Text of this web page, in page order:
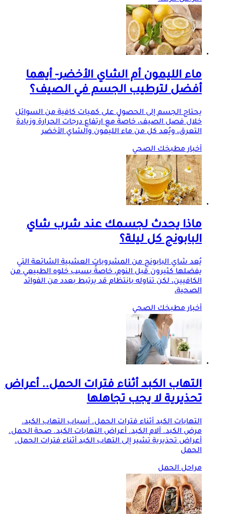
ماء الليمون أم الشاي الأخضر- أيهما
أفضل لترطيب الجسم في الصيف؟
يحتاج الجسم إلى الحصول على كميات كافية من السوائل
خلال فصل الصيف، خاصةً مع ارتفاع درجات الحرارة وزيادة
التعرق، ويُعد كل من ماء الليمون والشاي الأخضر
أخبار مطبخك الصحي
ماذا يحدث لجسمك عند شرب شاي
البابونج كل ليلة؟
يُعد شاي البابونج من المشروبات العشبية الشائعة التي
يفضلها كثيرون قبل النوم، خاصةً بسبب خلوه الطبيعي من
الكافيين، لكن تناوله بانتظام قد يرتبط بعدد من الفوائد
الصحية،
أخبار مطبخك الصحي
التهاب الكبد أثناء فترات الحمل.. أعراض
تحذيرية لا يجب تجاهلها
التهابات الكبد أثناء فترات الحمل. أسباب التهاب الكبد.
مرض الكبد. آلام الكبد. أعراض التهابات الكبد. صحة الحمل.
أعراض تحذيرية تشير إلى التهاب الكبد أثناء فترات الحمل.
الحمل
مراحل الحمل